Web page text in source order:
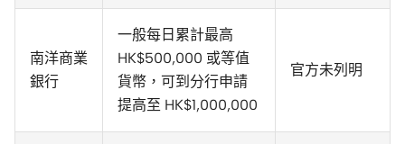
南洋商業
銀行
一般每日累計最高
HK$500,000 或等值
貨幣，可到分行申請
提高至 HK$1,000,000
官方未列明